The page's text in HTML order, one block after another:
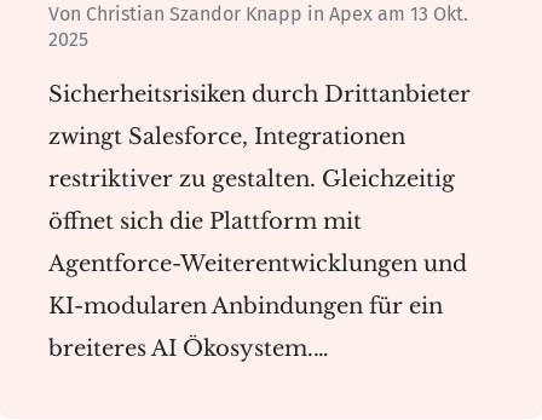
Von Christian Szandor Knapp in Apex am 13 Okt.
2025
Sicherheitsrisiken durch Drittanbieter
zwingt Salesforce, Integrationen
restriktiver zu gestalten. Gleichzeitig
öffnet sich die Plattform mit
Agentforce-Weiterentwicklungen und
KI-modularen Anbindungen für ein
breiteres AI Ökosystem.…